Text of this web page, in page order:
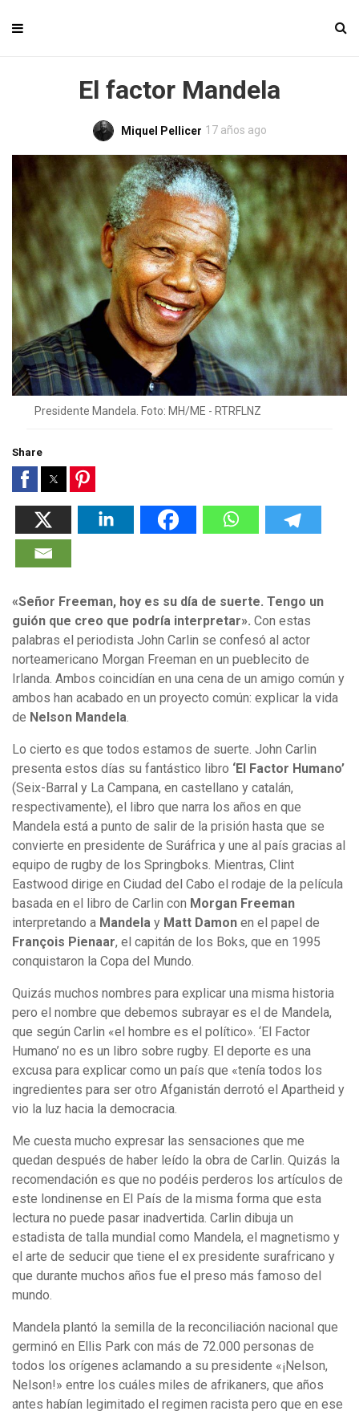
El factor Mandela
Miquel Pellicer 17 años ago
Presidente Mandela. Foto: MH/ME - RTRFLNZ
Share
«Señor Freeman, hoy es su día de suerte. Tengo un
guión que creo que podría interpretar». Con estas
palabras el periodista John Carlin se confesó al actor
norteamericano Morgan Freeman en un pueblecito de
Irlanda. Ambos coincidían en una cena de un amigo común y
ambos han acabado en un proyecto común: explicar la vida
de Nelson Mandela.
Lo cierto es que todos estamos de suerte. John Carlin
presenta estos días su fantástico libro ‘El Factor Humano’
(Seix-Barral y La Campana, en castellano y catalán,
respectivamente), el libro que narra los años en que
Mandela está a punto de salir de la prisión hasta que se
convierte en presidente de Suráfrica y une al país gracias al
equipo de rugby de los Springboks. Mientras, Clint
Eastwood dirige en Ciudad del Cabo el rodaje de la película
basada en el libro de Carlin con Morgan Freeman
interpretando a Mandela y Matt Damon en el papel de
François Pienaar, el capitán de los Boks, que en 1995
conquistaron la Copa del Mundo.
Quizás muchos nombres para explicar una misma historia
pero el nombre que debemos subrayar es el de Mandela,
que según Carlin «el hombre es el político». ‘El Factor
Humano’ no es un libro sobre rugby. El deporte es una
excusa para explicar como un país que «tenía todos los
ingredientes para ser otro Afganistán derrotó el Apartheid y
vio la luz hacia la democracia.
Me cuesta mucho expresar las sensaciones que me
quedan después de haber leído la obra de Carlin. Quizás la
recomendación es que no podéis perderos los artículos de
este londinense en El País de la misma forma que esta
lectura no puede pasar inadvertida. Carlin dibuja un
estadista de talla mundial como Mandela, el magnetismo y
el arte de seducir que tiene el ex presidente surafricano y
que durante muchos años fue el preso más famoso del
mundo.
Mandela plantó la semilla de la reconciliación nacional que
germinó en Ellis Park con más de 72.000 personas de
todos los orígenes aclamando a su presidente «¡Nelson,
Nelson!» entre los cuáles miles de afrikaners, que años
antes habían legimitado el regimen racista pero que en ese